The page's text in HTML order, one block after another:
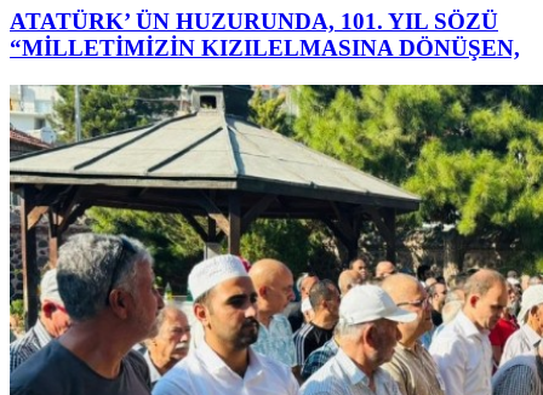
ATATÜRK’ ÜN HUZURUNDA, 101. YIL SÖZÜ
“MİLLETİMİZİN KIZILELMASINA DÖNÜŞEN,